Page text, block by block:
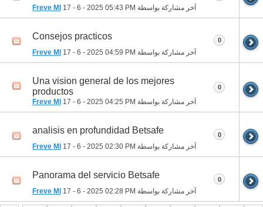
آخر مشاركة بواسطة Freve Ml 17 - 6 - 2025 05:43 PM
Consejos practicos
آخر مشاركة بواسطة Freve Ml 17 - 6 - 2025 04:59 PM
0
Una vision general de los mejores
productos
آخر مشاركة بواسطة Freve Ml 17 - 6 - 2025 04:25 PM
0
analisis en profundidad Betsafe
آخر مشاركة بواسطة Freve Ml 17 - 6 - 2025 02:30 PM
0
Panorama del servicio Betsafe
آخر مشاركة بواسطة Freve Ml 17 - 6 - 2025 02:28 PM
0